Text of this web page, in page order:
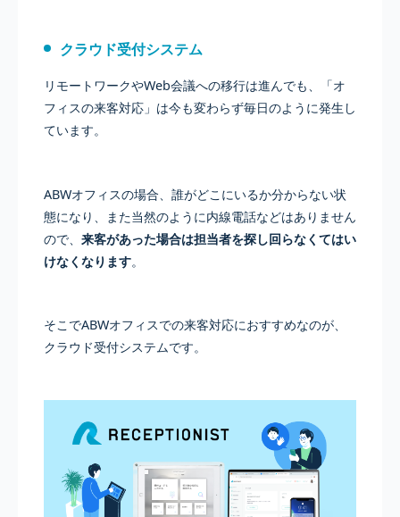
クラウド受付システム
リモートワークやWeb会議への移行は進んでも、「オ
フィスの来客対応」は今も変わらず毎日のように発生し
ています。
ABWオフィスの場合、誰がどこにいるか分からない状
態になり、また当然のように内線電話などはありません
ので、 来客があった場合は担当者を探し回らなくてはい
けなくなります。
そこでABWオフィスでの来客対応におすすめなのが、
クラウド受付システムです。